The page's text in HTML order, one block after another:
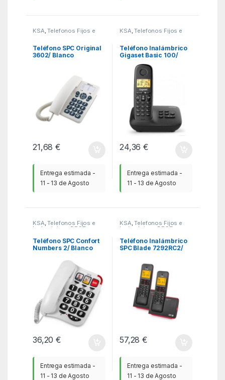
KSA ,Telefonos Fijos e
Inalambricos DECT
Inalámbricos
Teléfono SPC Original
3602/ Blanco
21,68€
Entrega estimada -
11 - 13 de Agosto
KSA ,Telefonos Fijos e
Inalambricos DECT
Inalámbricos
Teléfono Inalámbrico
Gigaset Basic 100/
24,36€
Entrega estimada -
11 - 13 de Agosto
KSA,Telefonos Fijos e
Inalambricos DECT,
Inalámbricos
Teléfono SPC Confort
Numbers 2/ Blanco
36,20€
Entrega estimada -
11 - 13 de Agosto
KSA,Telefonos Fijos e
Inalambricos DECT,
Inalámbricos
Teléfono Inalámbrico
SPC Blade 7292RC2/
57,28€
Entrega estimada -
11 - 13 de Agosto